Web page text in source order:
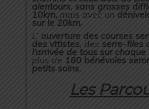
alentours, sans grosses
10km, mais avec un
sur le 20km.
L’ ouverture des courses
des vttistes, des serre-files
l’arrivée de tous sur chaque
plus de 180 bénévoles
petits soins.
Les